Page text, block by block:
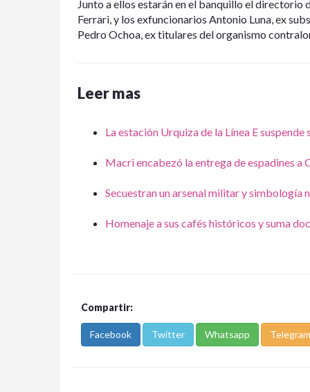
Junto a ellos estarán en el banquillo el
Ferrari, y los exfuncionarios Antonio Luna, ex
Pedro Ochoa, ex titulares del organismo
Leer mas
La estación Urquiza de la Línea E
Macri encabezó la entrega de espadines a
Secuestran un arsenal militar y simbología
Homenaje a sus cafés históricos y suma
Compartir:
Facebook Twitter Whatsapp Telegram